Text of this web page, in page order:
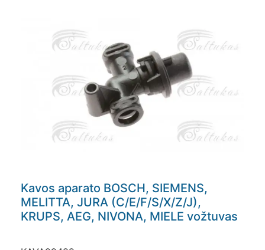
Kavos aparato BOSCH, SIEMENS,
MELITTA, JURA (C/E/F/S/X/Z/J),
KRUPS, AEG, NIVONA, MIELE vožtuvas